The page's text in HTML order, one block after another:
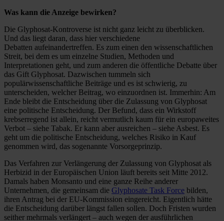
Was kann die Anzeige bewirken?
Die Glyphosat-Kontroverse ist nicht ganz leicht zu überblicken.
Und das liegt daran, dass hier verschiedene
Debatten aufeinandertreffen. Es zum einen den wissenschaftlichen
Streit, bei dem es um einzelne Studien, Methoden und
Interpretationen geht, und zum anderen die öffentliche Debatte über
das Gift Glyphosat. Dazwischen tummeln sich
populärwissenschaftliche Beiträge und es ist schwierig, zu
unterscheiden, welcher Beitrag, wo einzuordnen ist. Immerhin: Am
Ende bleibt die Entscheidung über die Zulassung von Glyphosat
eine politische Entscheidung. Der Befund, dass ein Wirkstoff
krebserregend ist allein, reicht vermutlich kaum für ein europaweites
Verbot – siehe Tabak. Er kann aber ausreichen – siehe Asbest. Es
geht um die politische Entscheidung, welches Risiko in Kauf
genommen wird, das sogenannte Vorsorgeprinzip.
Das Verfahren zur Verlängerung der Zulassung von Glyphosat als
Herbizid in der Europäischen Union läuft bereits seit Mitte 2012.
Damals haben Monsanto und eine ganze Reihe anderer
Unternehmen, die gemeinsam die Glyphosate Task Force bilden,
ihren Antrag bei der EU-Kommission eingereicht. Eigentlich hätte
die Entscheidung darüber längst fallen sollen. Doch Fristen wurden
seither mehrmals verlängert – auch wegen der ausführlichen